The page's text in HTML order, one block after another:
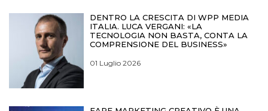
DENTRO LA CRESCITA DI WPP MEDIA
ITALIA. LUCA VERGANI: «LA
TECNOLOGIA NON BASTA, CONTA LA
COMPRENSIONE DEL BUSINESS»
01 Luglio 2026